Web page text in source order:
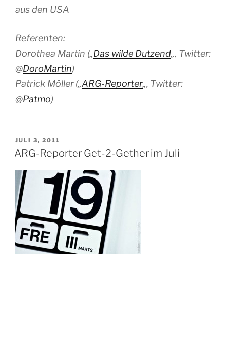
aus den USA
Referenten:
Dorothea Martin („Das wilde Dutzend„, Twitter:
@DoroMartin)
Patrick Möller („ARG-Reporter„, Twitter:
@Patmo)
VERÖFFENTLICHT
AM
JULI 3, 2011
ARG-Reporter Get-2-Gether im Juli